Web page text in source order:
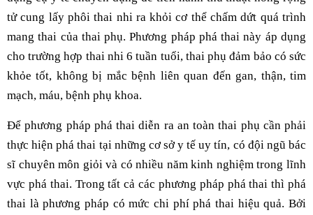
tử cung lấy phôi thai nhi ra khỏi cơ thể chấm dứt quá trình
mang thai của thai phụ. Phương pháp phá thai này áp dụng
cho trường hợp thai nhi 6 tuần tuổi, thai phụ đảm bảo có sức
khỏe tốt, không bị mắc bệnh liên quan đến gan, thận, tim
mạch, máu, bệnh phụ khoa.
Để phương pháp phá thai diễn ra an toàn thai phụ cần phải
thực hiện phá thai tại những cơ sở y tế uy tín, có đội ngũ bác
sĩ chuyên môn giỏi và có nhiều năm kinh nghiệm trong lĩnh
vực phá thai. Trong tất cả các phương pháp phá thai thì phá
thai là phương pháp có mức chi phí phá thai hiệu quả. Bởi